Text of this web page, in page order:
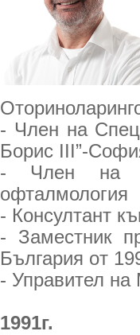
- Член на
Борис III”-
- Член на
офталмология
- Консултант
- Заместник
България oт
- Управител
1991г.